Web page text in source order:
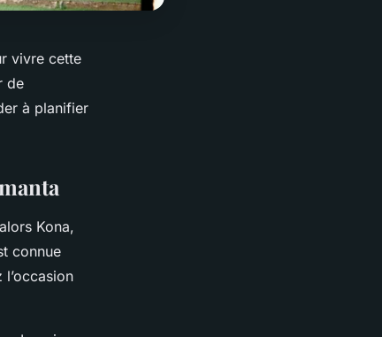
vivre cette
de
à planifier
Kona,
connue